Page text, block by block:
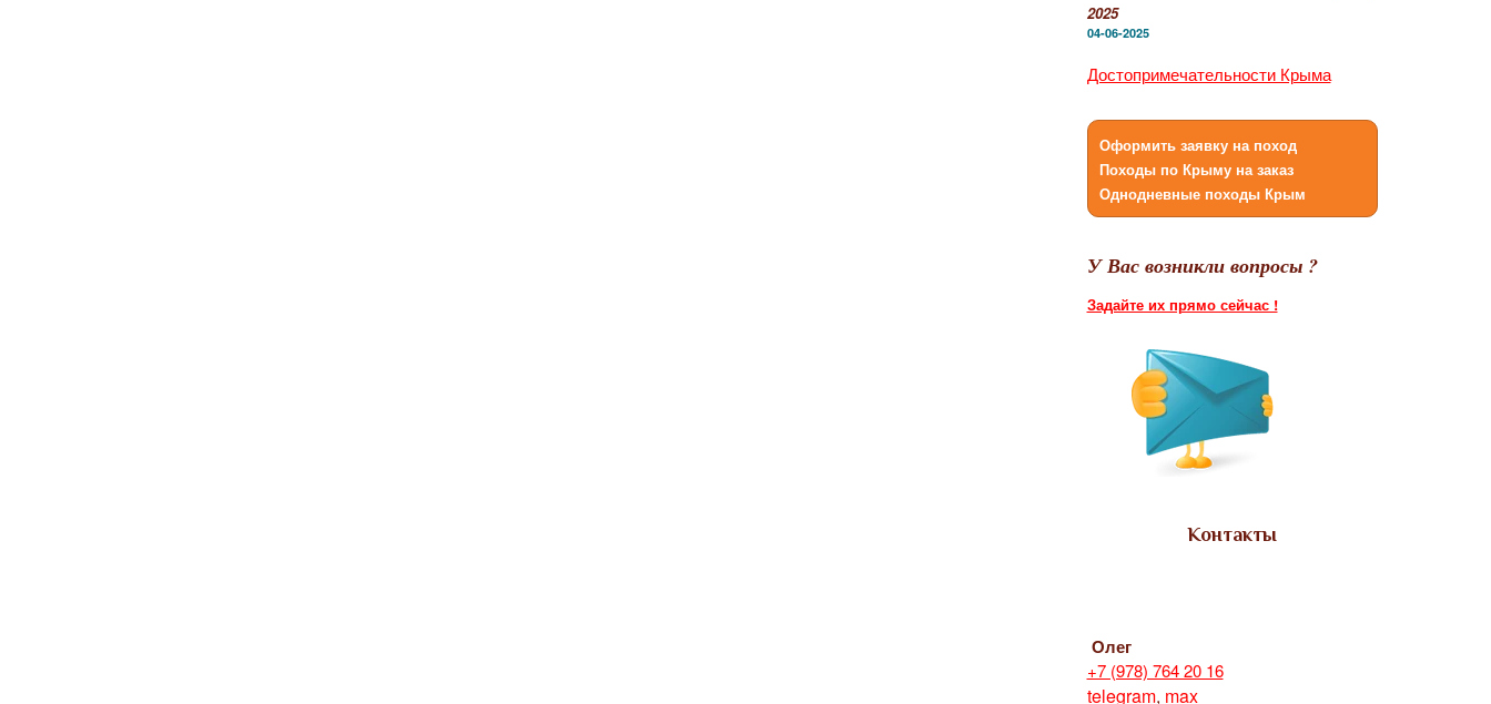
2025
04-06-2025
Достопримечательности Крыма
Оформить заявку на поход
Походы по Крыму на заказ
Однодневные походы Крым
У Вас возникли вопросы ?
Задайте их прямо сейчас !
Контакты
Олег
+7 (978) 764 20 16
telegram, max